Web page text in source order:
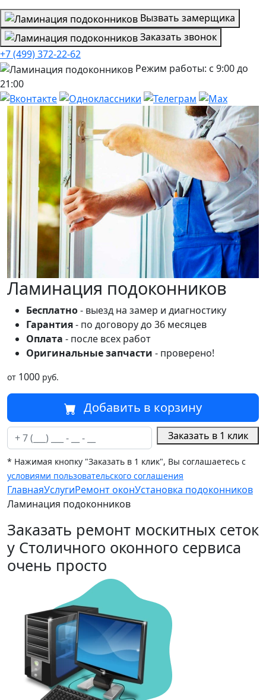
Вызвать замерщика
Заказать звонок
+7 (499) 372-22-62
Режим работы: с 9:00 до
21:00
Ламинация подоконников
Бесплатно- выезд на замер и диагностику
Гарантия- по договору до 36 месяцев
Оплата - после всех работ
Оригинальные запчасти - проверено!
от 1000 руб.
Добавить в корзину
Заказать в 1 клик
* Нажимая кнопку "Заказать в 1 клик", Вы соглашаетесь с
условиями пользовательского соглашения
ГлавнаяУслугиРемонт оконУстановка подоконников
Ламинация подоконников
Заказать ремонт москитных сеток
у Столичного оконного сервиса
очень просто